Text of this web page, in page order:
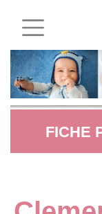
FICHE